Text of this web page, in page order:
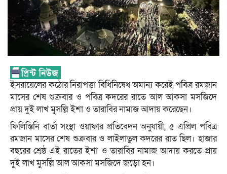
ইসরায়েলের কঠোর নিরাপত্তা বিধিনিষেধ অমান্য করেই পবিত্র রমজান
মাসের শেষ শুক্রবার ও পবিত্র কদরের রাতে আল আকসা মসজিদে
প্রায় দুই লাখ মুসল্লি ইশা ও তারাবির নামাজ আদায় করেছেন।
ফিলিস্তিনি বার্তা সংস্থা ওয়াফার প্রতিবেদন অনুযায়ী, ৫ এপ্রিল পবিত্র
রমজান মাসের শেষ শুক্রবার ও লাইলাতুল কদরের রাত ছিল। হাজার
বছরের শ্রেষ্ঠ এই রাতের ইশা ও তারাবির নামাজ আদায় করতে প্রায়
দুই লাখ মুসল্লি আল আকসা মসজিদে জড়ো হন।